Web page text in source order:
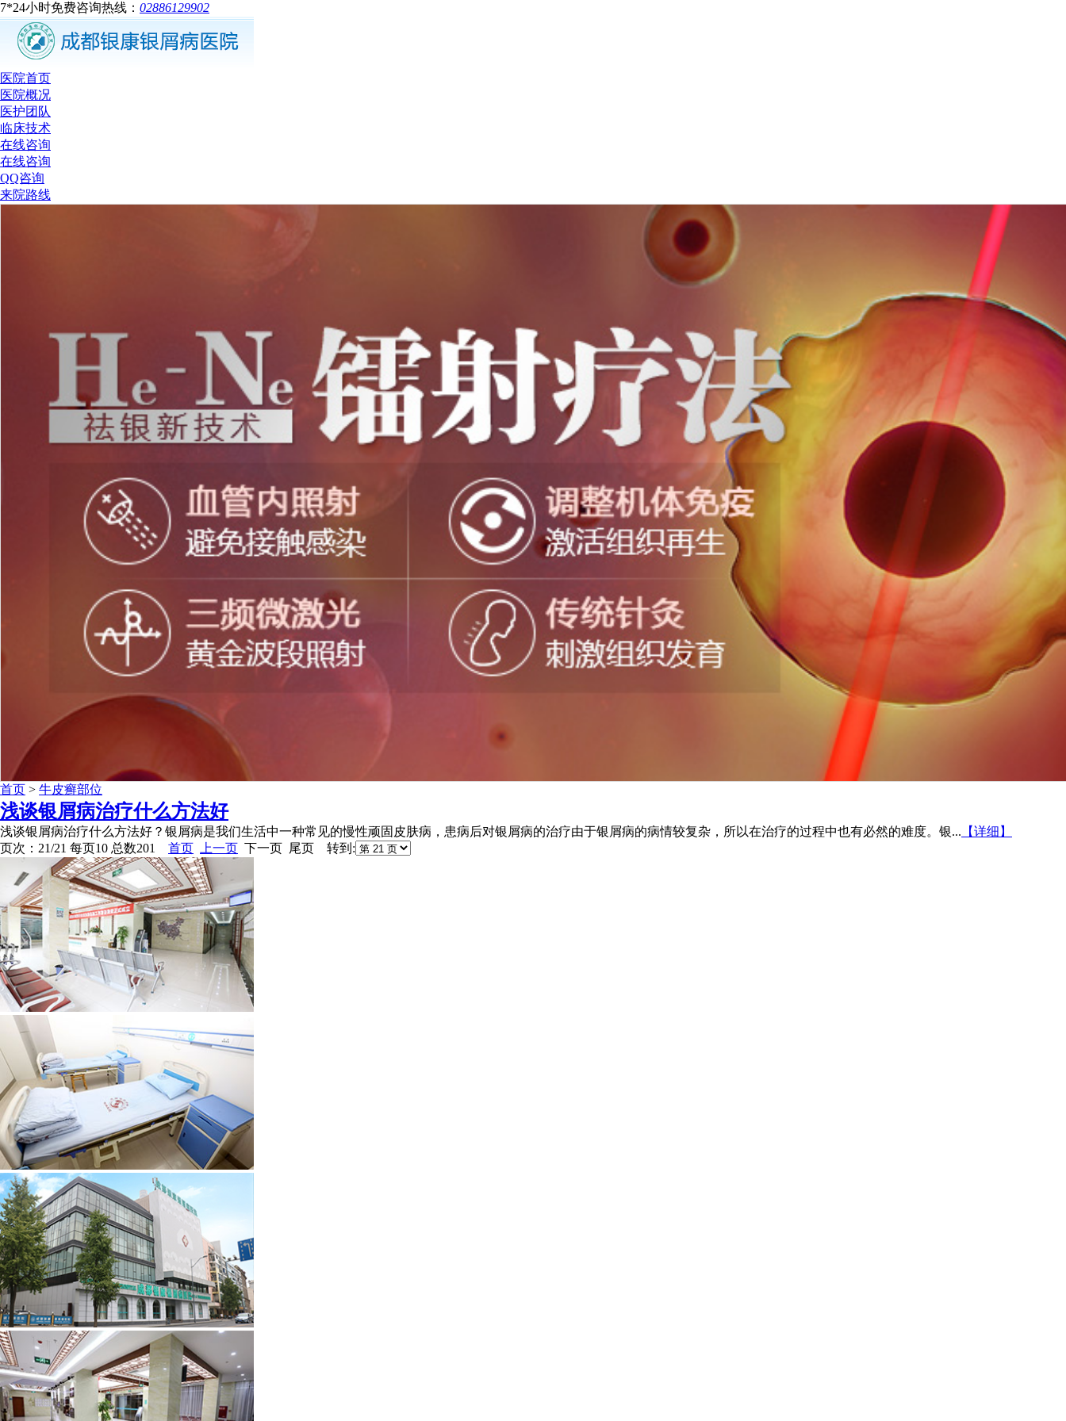
7*24小时免费咨询热线： 02886129902
医院首页
医院概况
医护团队
临床技术
在线咨询
在线咨询
QQ咨询
来院路线
首页 > 牛皮癣部位
浅谈银屑病治疗什么方法好
浅谈银屑病治疗什么方法好？银屑病是我们生活中一种常见的慢性顽固皮肤病，患病后对银屑病的治疗由于银屑病的病情较复杂，所以在治疗的过程中也有必然的难度。银... 【详细】
页次：21/21 每页10 总数201 首页 上一页 下一页 尾页 转到: